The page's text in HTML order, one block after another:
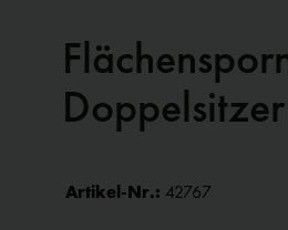
Artikel-Nr.: 42767